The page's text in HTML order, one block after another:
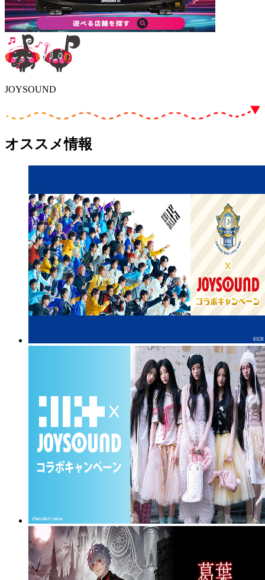
JOYSOUND
オススメ情報